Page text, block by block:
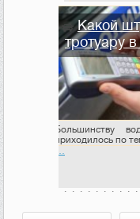
Какой
тротуару
Большинству
приходилось по
…